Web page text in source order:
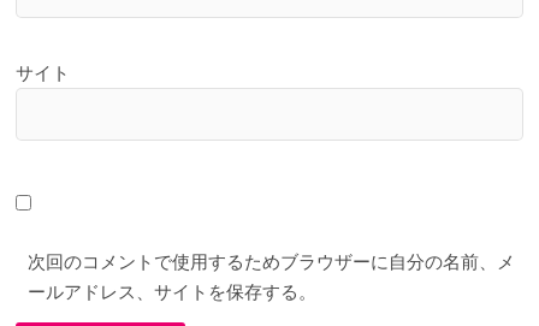
サイト
次回のコメントで使用するためブラウザーに自分の名前、メ
ールアドレス、サイトを保存する。